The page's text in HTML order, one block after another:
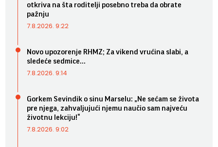
otkriva na šta roditelji posebno treba da obrate
pažnju
7.8.2026. 9:22
Novo upozorenje RHMZ; Za vikend vrućina slabi, a
sledeće sedmice...
7.8.2026. 9:14
Gorkem Sevindik o sinu Marselu: „Ne sećam se života
pre njega, zahvaljujući njemu naučio sam najveću
životnu lekciju!“
7.8.2026. 9:02